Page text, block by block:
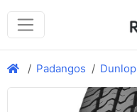
Padangos Dunlop